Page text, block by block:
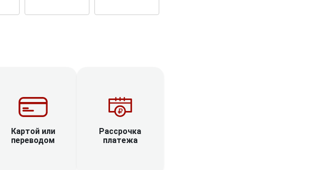
Картой или
переводом
Рассрочка
платежа